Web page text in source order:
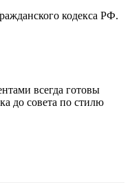
кодекса РФ.
всегда готовы
до совета по стилю